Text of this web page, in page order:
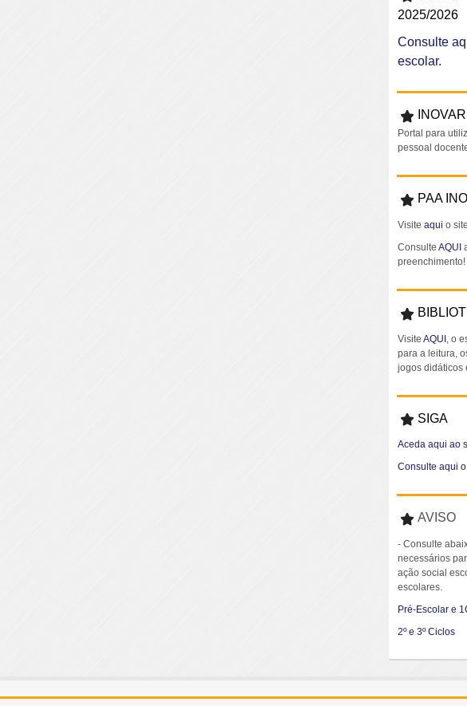
2025/2026
Consulte
escolar.
Portal para
pessoal
PAA
Visite aqui o
ConsulteAQUI
preenchimento!
VisiteAQUI , o
para a leitura,
jogos didáticos
SIGA
Aceda aqui ao
Consulte aqui
AVISO
- Consulte
necessários
ação social
escolares.
Pré-Escolar e
2º e 3º Ciclos